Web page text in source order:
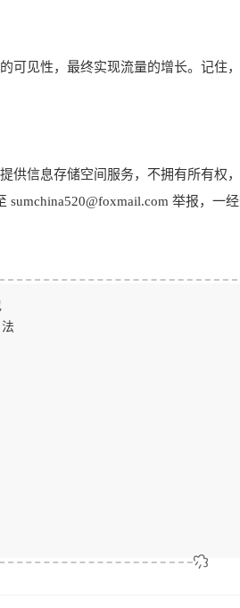
可见性，最终实现流量的增长。记住
供信息存储空间服务，不拥有所有权
举报，一